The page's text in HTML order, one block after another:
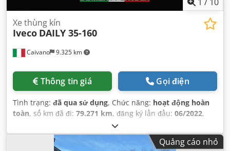
Caivano 9.325 km
Xe thùng kín
Iveco DAILY 35-160
Thông tin giá Gọi điện
Tình trạng: đã qua sử dụng, Chức năng: hoạt động hoàn
toàn, số km đã đi: 79.271 km, đăng ký lần đầu: 06/2022,
, chiều dài cơ sở:
liệu:diesel, màu sắc:trắng, loại truyền động bánh răng:cơ
, Thiết bị:ABS, bộ lọc muội than, túi khí,
Quảng cáo nhỏ